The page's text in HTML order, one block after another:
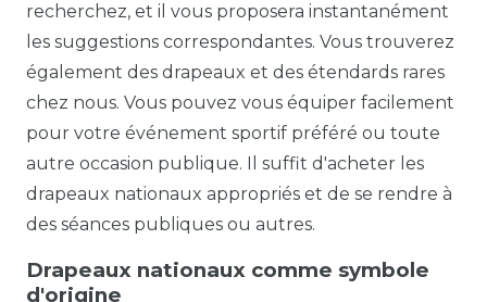
recherchez, et il vous proposera instantanément
les suggestions correspondantes. Vous trouverez
également des drapeaux et des étendards rares
chez nous. Vous pouvez vous équiper facilement
pour votre événement sportif préféré ou toute
autre occasion publique. Il suffit d'acheter les
drapeaux nationaux appropriés et de se rendre à
des séances publiques ou autres.
Drapeaux nationaux comme symbole
d'origine